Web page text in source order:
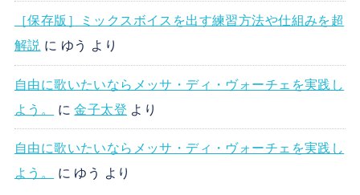
［保存版］ミックスボイスを出す練習方法や仕組みを超
解説 に ゆう より
自由に歌いたいならメッサ・ディ・ヴォーチェを実践し
よう。
に金子太登 より
自由に歌いたいならメッサ・ディ・ヴォーチェを実践し
よう。
に ゆう より